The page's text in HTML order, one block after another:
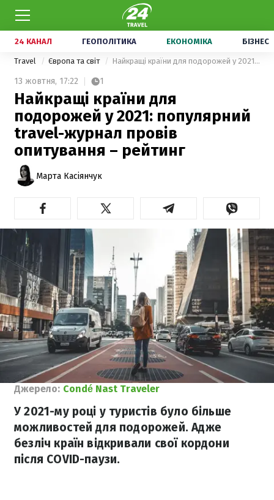
24 КАНАЛ ГЕОПОЛІТИКА ЕКОНОМІКА БІЗНЕС
Travel Європа та світ Найкращі країни для подорожей у 2021: популярний travel-журнал провів опитування – рейтинг
13 жовтня, 17:22 1
Найкращі країни для
подорожей у 2021: популярний
travel-журнал провів
опитування – рейтинг
Марта Касіянчук
Джерело: Condé Nast Traveler
У 2021-му році у туристів було більше
можливостей для подорожей. Адже
безліч країн відкривали свої кордони
після COVID-паузи.